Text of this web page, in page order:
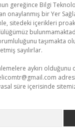
gereğince Bilgi
onaylanmış bir Yer
sitedeki içerikleri
taşımakta
sayılırlar.
aykırı olduğunu
süre içerisinde